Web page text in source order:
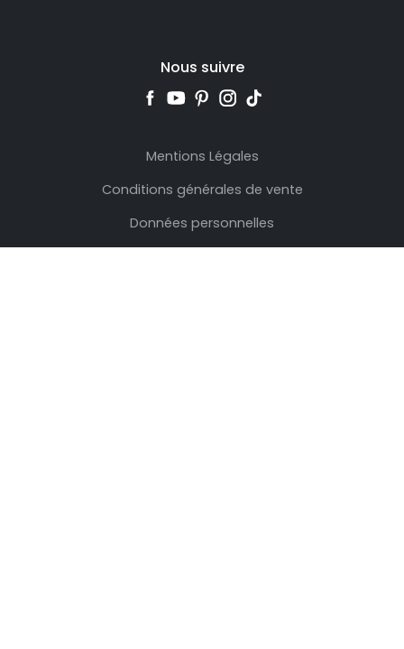
Nous suivre
Mentions Légales
Conditions générales de vente
Données personnelles